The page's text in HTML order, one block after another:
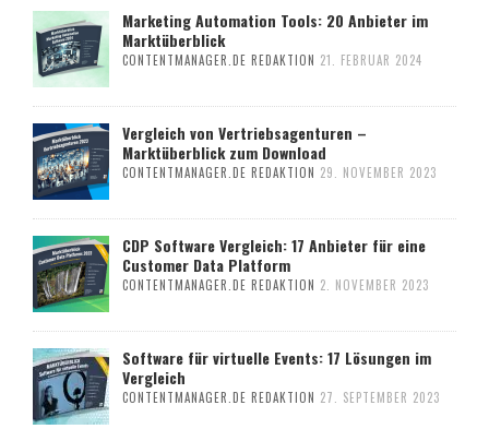
Marketing Automation Tools: 20 Anbieter im
Marktüberblick
CONTENTMANAGER.DE REDAKTION 21. FEBRUAR 2024
Vergleich von Vertriebsagenturen –
Marktüberblick zum Download
CONTENTMANAGER.DE REDAKTION 29. NOVEMBER 2023
CDP Software Vergleich: 17 Anbieter für eine
Customer Data Platform
CONTENTMANAGER.DE REDAKTION 2. NOVEMBER 2023
Software für virtuelle Events: 17 Lösungen im
Vergleich
CONTENTMANAGER.DE REDAKTION 27. SEPTEMBER 2023